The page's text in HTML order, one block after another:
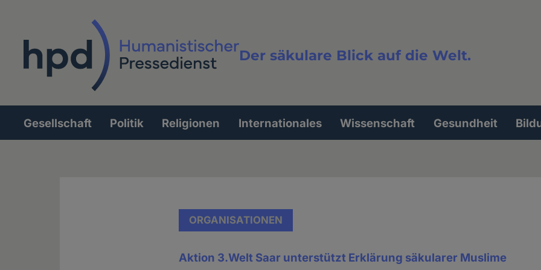
Der säkulare Blick auf die Welt.
Volltextsuche
Hauptnavigation
Gesellschaft Politik Religionen Internationales Wissenschaft Gesundheit
ORGANISATIONEN
Aktion 3.Welt Saar unterstützt Erklärung säkularer Muslime